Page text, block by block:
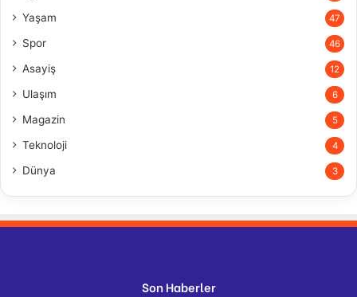
Yaşam 47
Spor 46
Asayiş 12
Ulaşım 6
Magazin 5
Teknoloji 4
Dünya 3
Son Haberler